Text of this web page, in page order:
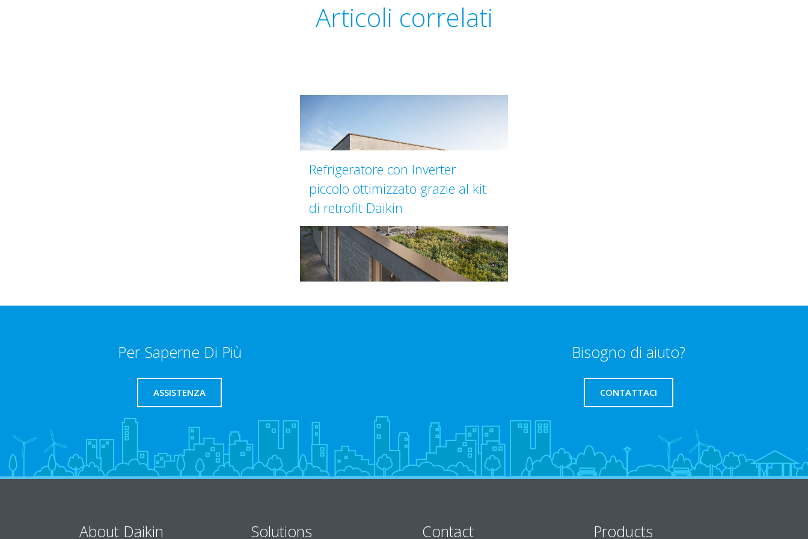
Articoli correlati
Refrigeratore con Inverter
piccolo ottimizzato grazie al kit
di retrofit Daikin
Per Saperne Di Più
ASSISTENZA
Bisogno di aiuto?
CONTATTACI
About Daikin Solutions Contact Products